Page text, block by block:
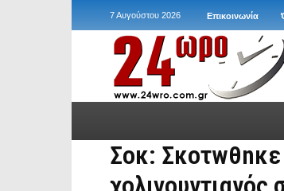
7 Αυγούστου 2026 Επικοινωνία
Σοκ: